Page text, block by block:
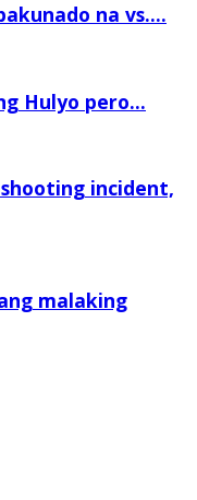
na vs....
Hulyo pero...
incident,
malaking